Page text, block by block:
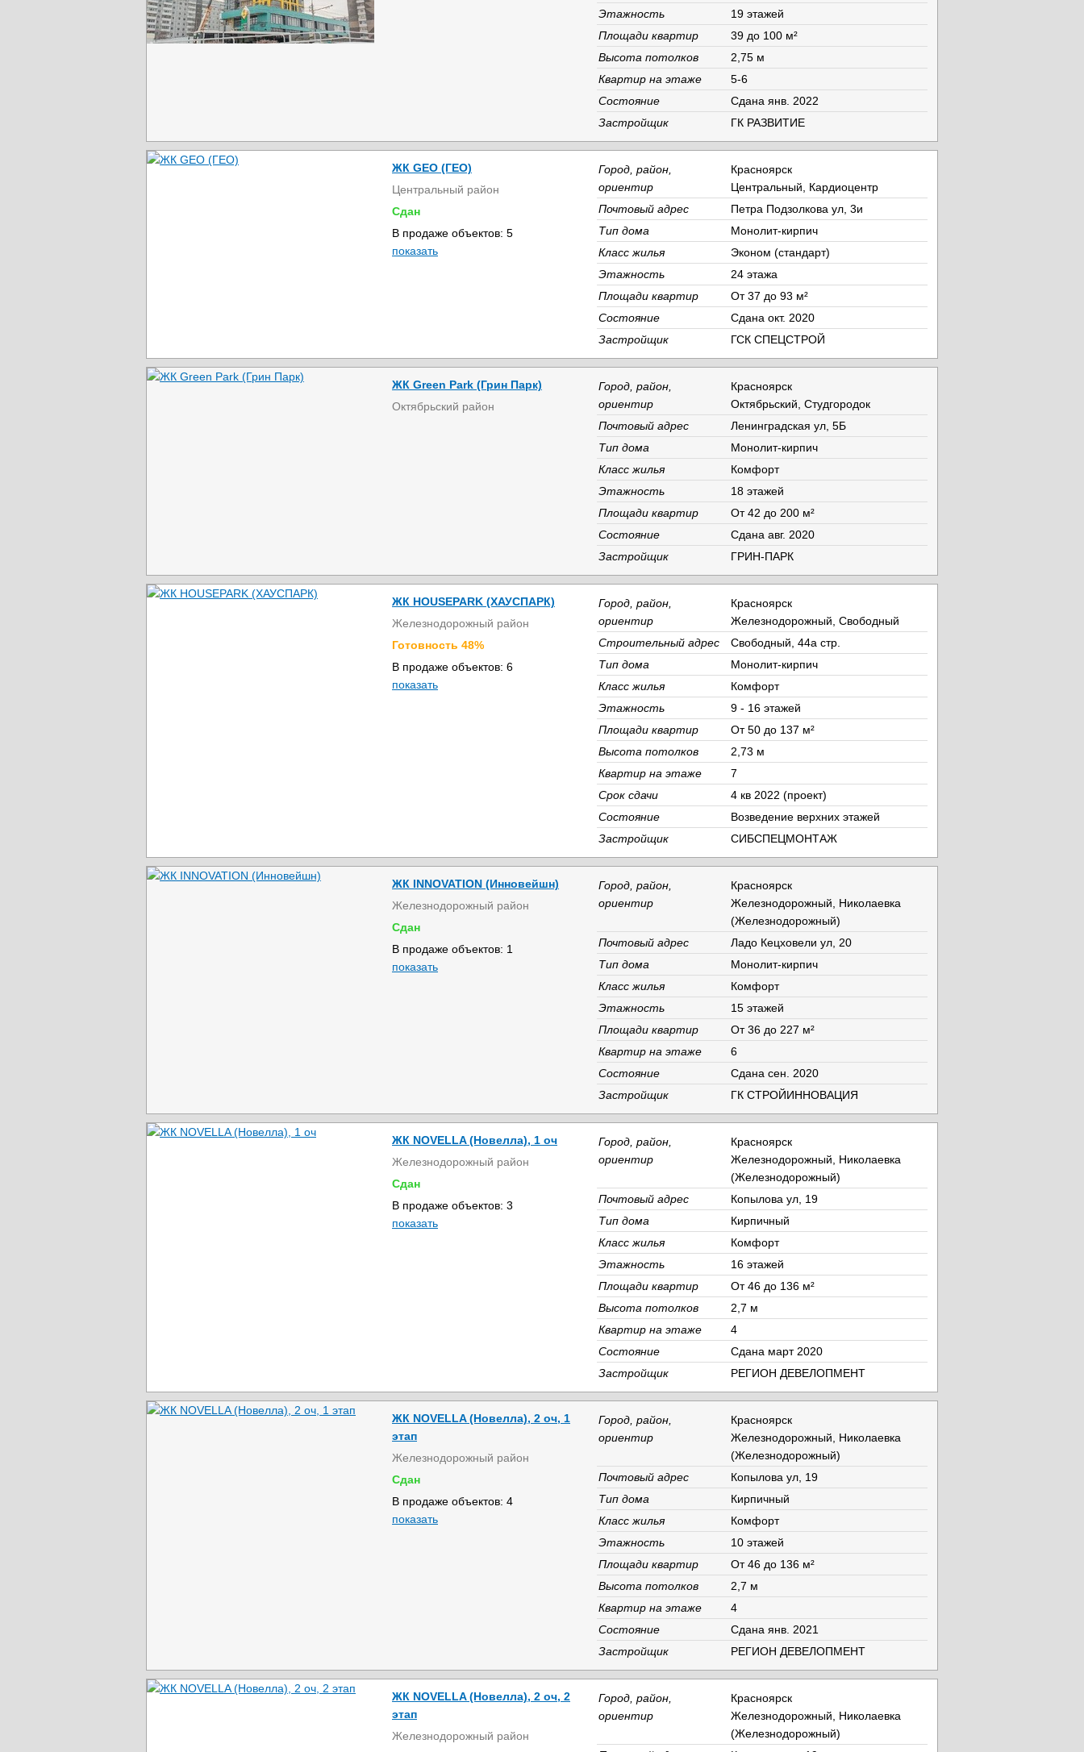
Этажность
19 этажей
Площади квартир
39 до 100 м²
Высота потолков
2,75 м
Квартир на этаже
5-6
Состояние
Cдана янв. 2022
Застройщик
ГК РАЗВИТИЕ
ЖК GEO (ГЕО)
Центральный район
Сдан
В продаже объектов: 5
показать
Город, район,
ориентир
Красноярск
Центральный, Кардиоцентр
Почтовый адрес
Петра Подзолкова ул, 3и
Тип дома
Монолит-кирпич
Класс жилья
Эконом (стандарт)
Этажность
24 этажа
Площади квартир
От 37 до 93 м²
Состояние
Cдана окт. 2020
Застройщик
ГСК СПЕЦСТРОЙ
ЖК Green Park (Грин Парк)
Октябрьский район
Город, район,
ориентир
Красноярск
Октябрьский, Студгородок
Почтовый адрес
Ленинградская ул, 5Б
Тип дома
Монолит-кирпич
Класс жилья
Комфорт
Этажность
18 этажей
Площади квартир
От 42 до 200 м²
Состояние
Cдана авг. 2020
Застройщик
ГРИН-ПАРК
ЖК HOUSEPARK (ХАУСПАРК)
Железнодорожный район
Готовность 48%
В продаже объектов: 6
показать
Город, район,
ориентир
Красноярск
Железнодорожный, Свободный
Строительный адрес
Свободный, 44а стр.
Тип дома
Монолит-кирпич
Класс жилья
Комфорт
Этажность
9 - 16 этажей
Площади квартир
От 50 до 137 м²
Высота потолков
2,73 м
Квартир на этаже
7
Срок сдачи
4 кв 2022 (проект)
Состояние
Возведение верхних этажей
Застройщик
СИБСПЕЦМОНТАЖ
ЖК INNOVATION (Инновейшн)
Железнодорожный район
Сдан
В продаже объектов: 1
показать
Город, район,
ориентир
Красноярск
Железнодорожный, Николаевка
(Железнодорожный)
Почтовый адрес
Ладо Кецховели ул, 20
Тип дома
Монолит-кирпич
Класс жилья
Комфорт
Этажность
15 этажей
Площади квартир
От 36 до 227 м²
Квартир на этаже
6
Состояние
Cдана сен. 2020
Застройщик
ГК СТРОЙИННОВАЦИЯ
ЖК NOVELLA (Новелла), 1 оч
Железнодорожный район
Сдан
В продаже объектов: 3
показать
Город, район,
ориентир
Красноярск
Железнодорожный, Николаевка
(Железнодорожный)
Почтовый адрес
Копылова ул, 19
Тип дома
Кирпичный
Класс жилья
Комфорт
Этажность
16 этажей
Площади квартир
От 46 до 136 м²
Высота потолков
2,7 м
Квартир на этаже
4
Состояние
Cдана март 2020
Застройщик
РЕГИОН ДЕВЕЛОПМЕНТ
ЖК NOVELLA (Новелла), 2 оч, 1
этап
Железнодорожный район
Сдан
В продаже объектов: 4
показать
Город, район,
ориентир
Красноярск
Железнодорожный, Николаевка
(Железнодорожный)
Почтовый адрес
Копылова ул, 19
Тип дома
Кирпичный
Класс жилья
Комфорт
Этажность
10 этажей
Площади квартир
От 46 до 136 м²
Высота потолков
2,7 м
Квартир на этаже
4
Состояние
Cдана янв. 2021
Застройщик
РЕГИОН ДЕВЕЛОПМЕНТ
ЖК NOVELLA (Новелла), 2 оч, 2
этап
Железнодорожный район
Город, район,
ориентир
Красноярск
Железнодорожный, Николаевка
(Железнодорожный)